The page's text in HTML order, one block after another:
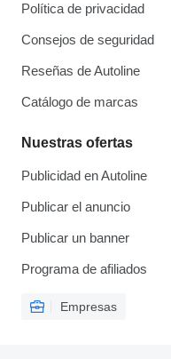
Política de privacidad
Consejos de seguridad
Reseñas de Autoline
Catálogo de marcas
Nuestras ofertas
Publicidad en Autoline
Publicar el anuncio
Publicar un banner
Programa de afiliados
Empresas